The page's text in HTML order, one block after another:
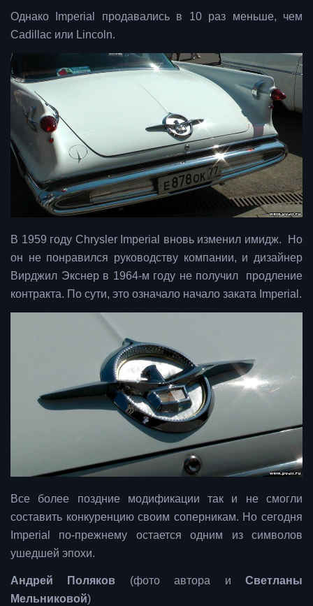
Однако Imperial продавались в 10 раз меньше, чем
Cadillac или Lincoln.
В 1959 году Chrysler Imperial вновь изменил имидж. Но
он не понравился руководству компании, и дизайнер
Вирджил Экснер в 1964-м году не получил продление
контракта. По сути, это означало начало заката Imperial.
Все более поздние модификации так и не смогли
составить конкуренцию своим соперникам. Но сегодня
Imperial по-прежнему остается одним из символов
ушедшей эпохи.
Андрей Поляков (фото автора иСветланы
Мельниковой)